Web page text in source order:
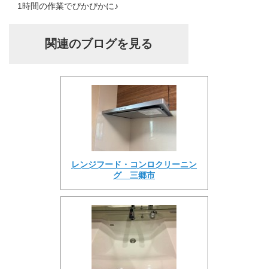
1時間の作業でぴかぴかに♪
関連のブログを見る
レンジフード・コンロクリーニン
グ 三郷市